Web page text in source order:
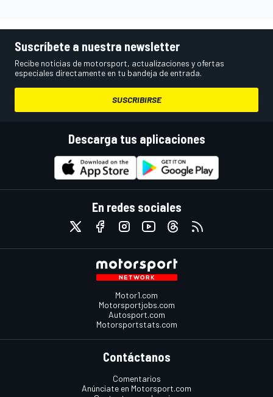
Suscríbete a nuestra newsletter
Recibe noticias de motorsport, actualizaciones y ofertas
especiales directamente en tu bandeja de entrada.
SUSCRIBIRSE
Descarga tus aplicaciones
En redes sociales
Motor1.com
Motorsportjobs.com
Autosport.com
Motorsportstats.com
Contáctanos
Comentarios
Anúnciate en Motorsport.com